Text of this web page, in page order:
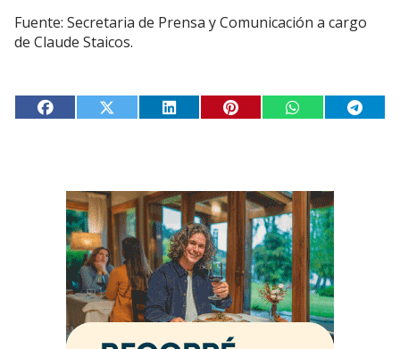
Fuente: Secretaria de Prensa y Comunicación a cargo
de Claude Staicos.